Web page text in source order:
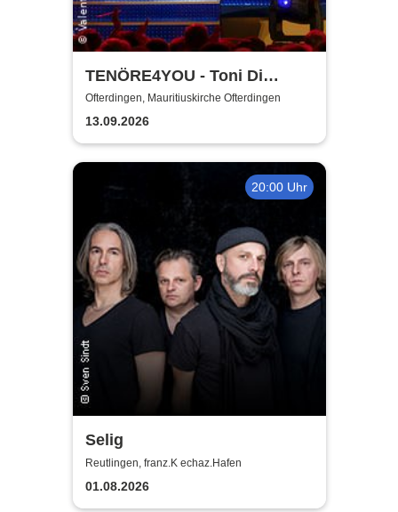
TENÖRE4YOU - Toni Di
Napoli & Pietro Pato
Ofterdingen, Mauritiuskirche Ofterdingen
13.09.2026
20:00 Uhr
Selig
Reutlingen, franz.K echaz.Hafen
01.08.2026